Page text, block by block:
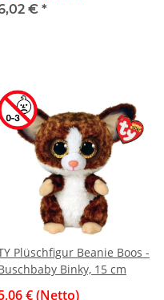
€ *
Plüschfigur Beanie Boos -
Binky, 15 cm
€ (Netto)